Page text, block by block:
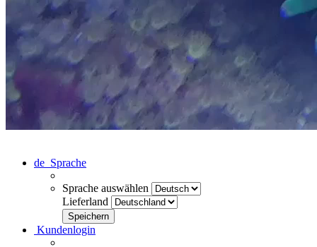
de Sprache
Sprache auswählen
Lieferland
Kundenlogin